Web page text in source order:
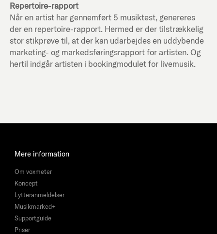
Repertoire-rapport
Når en artist har gennemført 5 musiktest, genereres
der en repertoire-rapport. Hermed er der tilstrækkelig
stor stikprøve til, at der kan udarbejdes en uddybende
marketing- og markedsføringsrapport for artisten. Og
hertil indgår artisten i bookingmodulet for livemusik.
Mere information
Om voxmeter
Koncept
Lytteranmeldelser
Musikmarked+
Supportguide
Priser